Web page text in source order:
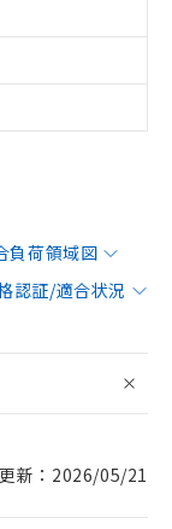
負荷領域図
認証/適合状況
新：2026/05/21